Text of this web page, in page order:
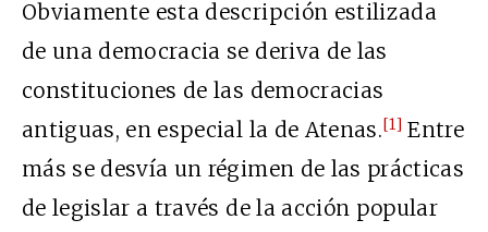
Obviamente esta descripción estilizada
de una democracia se deriva de las
constituciones de las democracias
antiguas, en especial la de Atenas.[1] Entre
más se desvía un régimen de las prácticas
de legislar a través de la acción popular